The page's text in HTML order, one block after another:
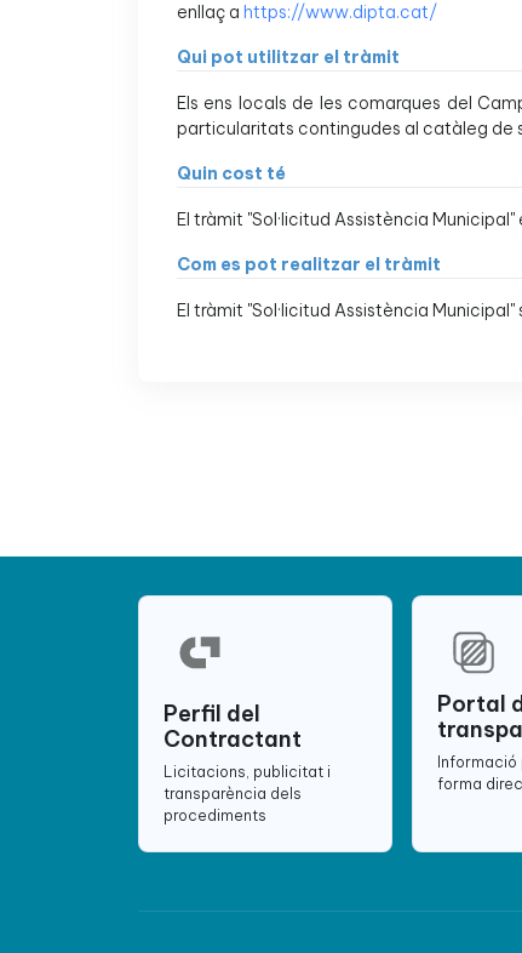
enllaç a https://www.dipta.cat/
Qui pot utilitzar el tràmit
Els ens locals de les comarques del
particularitats contingudes al catàleg de
Quin cost té
El tràmit "Sol·licitud Assistència Municipal"
Com es pot realitzar el tràmit
El tràmit "Sol·licitud Assistència
Perfil del
Contractant
Licitacions, publicitat i
transparència dels
procediments
Portal
forma